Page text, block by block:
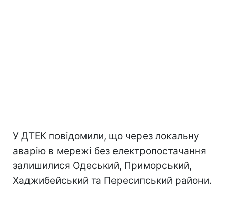
У ДТЕК повідомили, що через локальну
аварію в мережі без електропостачання
залишилися Одеський, Приморський,
Хаджибейський та Пересипський райони.